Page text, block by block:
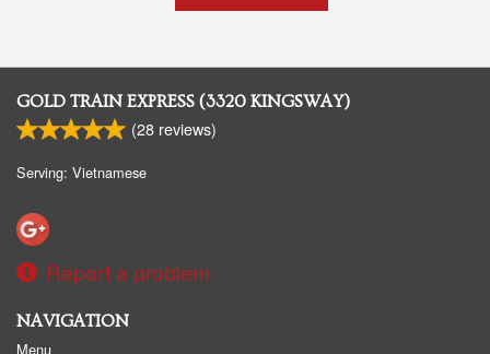
GOLD TRAIN EXPRESS (3320 KINGSWAY)
(28 reviews)
Serving: Vietnamese
Report a problem
NAVIGATION
Menu